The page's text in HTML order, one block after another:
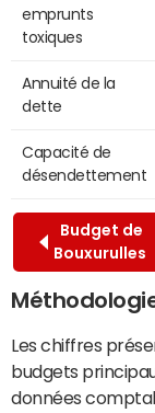
emprunts
toxiques
Annuité de la
dette
Capacité de
désendettement
Budget de
Bouxurulles
Les chiffres
budgets
données